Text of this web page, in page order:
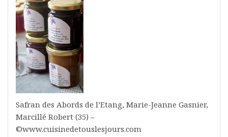
Safran des Abords de l’Etang, Marie-Jeanne Gasnier,
Marcillé Robert (35) –
©www.cuisinedetouslesjours.com